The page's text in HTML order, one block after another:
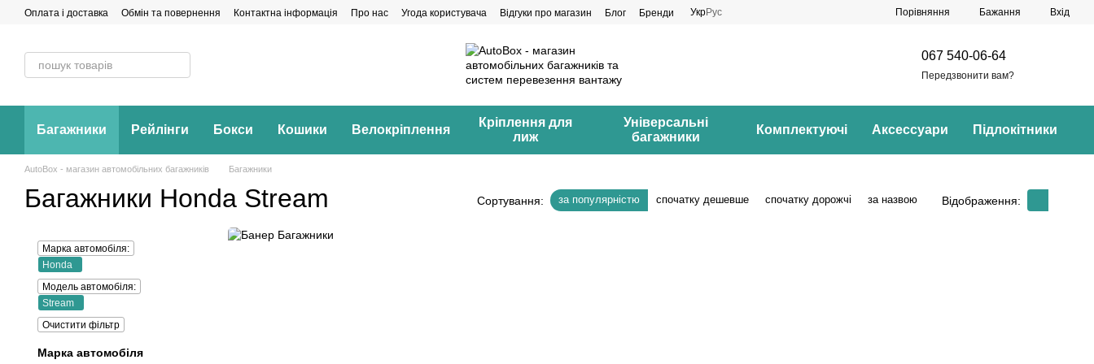
Перейти до основного контенту
Оплата і доставка Обмін та повернення Контактна інформація Про нас Угода користувача Відгуки про магазин Блог Бренди УкрРус Порівняння Бажання Вхід
067 540-06-64
Передзвонити вам?
Багажники Рейлінги Бокси Кошики Велокріплення
Кріплення для
лиж
Універсальні
багажники
Комплектуючі Аксессуари Підлокітники
AutoBox - магазин автомобільних багажників Багажники
Багажники Honda Stream Сортування: за популярністю спочатку дешевше спочатку дорожчі за назвою Відображення:
Марка автомобіля:
Honda
Модель автомобіля:
Stream
Очистити фільтр
Марка автомобіля